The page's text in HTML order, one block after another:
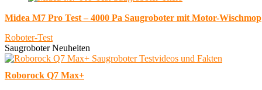
Midea M7 Pro Test – 4000 Pa Saugroboter mit Motor-Wischmop
Roboter-Test
Saugroboter Neuheiten
Roborock Q7 Max+